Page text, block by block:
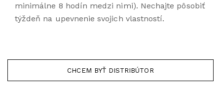
minimálne 8 hodín medzi nimi). Nechajte pôsobiť
týždeň na upevnenie svojich vlastností.
CHCEM BYŤ DISTRIBÚTOR